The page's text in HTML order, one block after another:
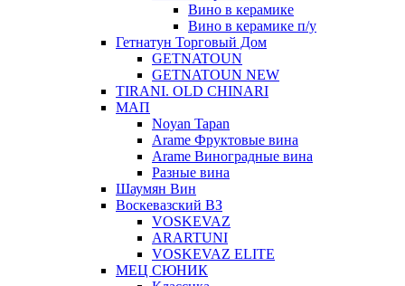
Вино в керамике
Вино в керамике п/у
Гетнатун Торговый Дом
GETNATOUN
GETNATOUN NEW
TIRANI. OLD CHINARI
МАП
Noyan Tapan
Arame Фруктовые вина
Arame Виноградные вина
Разные вина
Шаумян Вин
Воскевазский ВЗ
VOSKEVAZ
ARARTUNI
VOSKEVAZ ELITE
МЕЦ СЮНИК